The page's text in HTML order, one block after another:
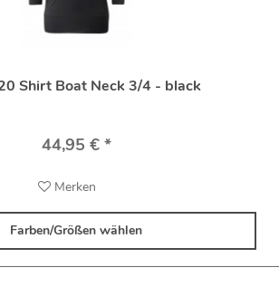
Shirt Boat Neck 3/4 - black
44,95 € *
Merken
Farben/Größen wählen